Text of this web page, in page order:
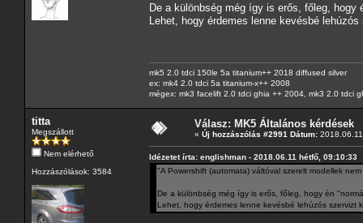
De a különbség még így is erős, főleg,
Lehet, hogy érdemes lenne kevésbé
mk5 2.0 tdci 150le 5a titanium++ 2018 diffused silver
ex: mk4 2.0 tdci 5a titanium-x++ 2008
mégex: mk3 facelift 2.0 tdci ghia ++ 2004, mk3 2.0 tdci
titta
Megszállott
Nem elérhető
Hozzászólások: 3584
Válasz: MK5 Általános kérdések
« Új hozzászólás #2991 Dátum:
Idézetet írta: englishman - 2018.06.11 hétfő, 09:10:33
"A Powershift (automata) váltóval szerelt modellek
De a különbség még így is erős, főleg, hogy én
Lehet, hogy érdemes lenne kevésbé lehúzós szervizt